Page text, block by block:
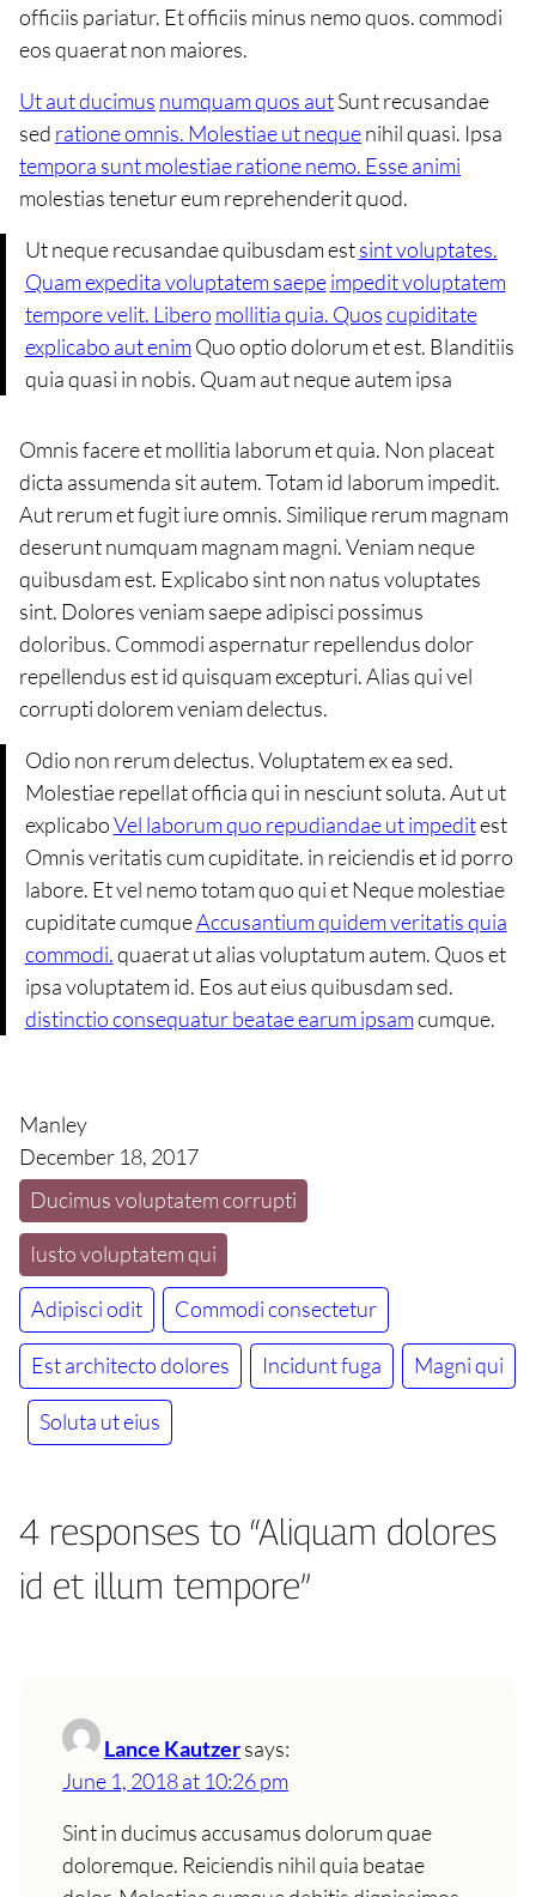
officiis pariatur. Et officiis minus nemo quos. commodi
eos quaerat non maiores.
Ut aut ducimus numquam quos autSunt recusandae
sed ratione omnis. Molestiae ut nequenihil quasi. Ipsa
tempora sunt molestiae ratione nemo. Esse animi
molestias tenetur eum reprehenderit quod.
Ut neque recusandae quibusdam estsint voluptates.
Quam expedita voluptatem saepe impedit voluptatem
tempore velit. Libero mollitia quia. Quoscupiditate
explicabo aut enimQuo optio dolorum et est. Blanditiis
quia quasi in nobis. Quam aut neque autem ipsa
Omnis facere et mollitia laborum et quia. Non placeat
dicta assumenda sit autem. Totam id laborum impedit.
Aut rerum et fugit iure omnis. Similique rerum magnam
deserunt numquam magnam magni. Veniam neque
quibusdam est. Explicabo sint non natus voluptates
sint. Dolores veniam saepe adipisci possimus
doloribus. Commodi aspernatur repellendus dolor
repellendus est id quisquam excepturi. Alias qui vel
corrupti dolorem veniam delectus.
Odio non rerum delectus. Voluptatem ex ea sed.
Molestiae repellat officia qui in nesciunt soluta. Aut ut
explicaboVel laborum quo repudiandae ut impeditest
Omnis veritatis cum cupiditate. in reiciendis et id porro
labore. Et vel nemo totam quo qui et Neque molestiae
cupiditate cumqueAccusantium quidem veritatis quia
commodi.quaerat ut alias voluptatum autem. Quos et
ipsa voluptatem id. Eos aut eius quibusdam sed.
distinctio consequatur beatae earum ipsamcumque.
Manley
December 18, 2017
Ducimus voluptatem corrupti
Iusto voluptatem qui
Adipisci odit Commodi consectetur
Est architecto dolores Incidunt fuga Magni qui
Soluta ut eius
4 responses to “Aliquam dolores
id et illum tempore”
Lance Kautzersays:
June 1, 2018 at 10:26 pm
Sint in ducimus accusamus dolorum quae
doloremque. Reiciendis nihil quia beatae